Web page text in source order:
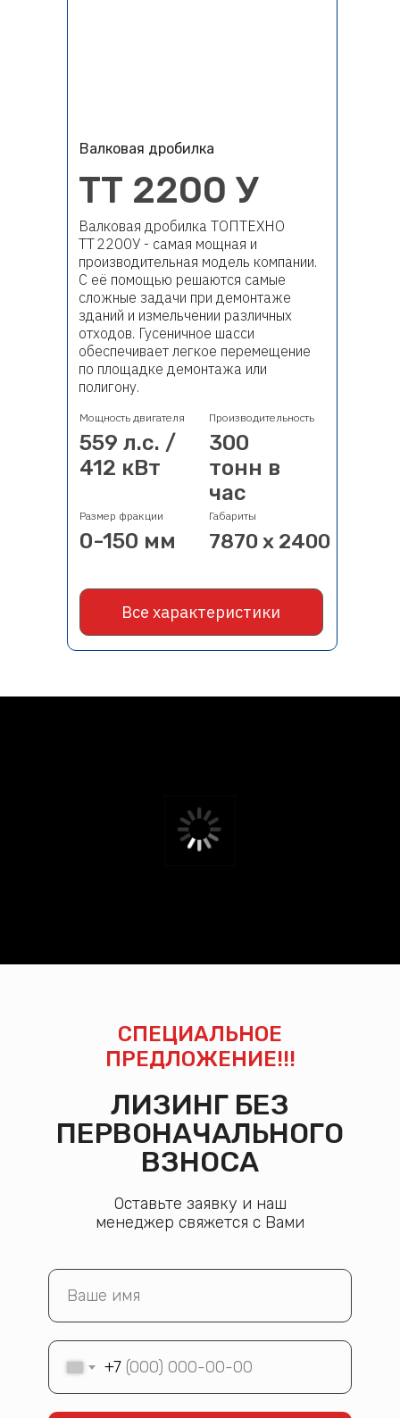
ТТ 2200 У
0-150 мм
Размер фракции
7870 х 2400
Габариты
300
тонн в
час
Производительность
559 л.с. /
412 кВт
Мощность двигателя
Валковая дробилка ТОПТЕХНО
ТТ 2200У - самая мощная и
производительная модель компании.
С её помощью решаются самые
сложные задачи при демонтаже
зданий и измельчении различных
отходов. Гусеничное шасси
обеспечивает легкое перемещение
по площадке демонтажа или
полигону.
Валковая дробилка
Все характеристики
ЛИЗИНГ БЕЗ
ПЕРВОНАЧАЛЬНОГО
ВЗНОСА
СПЕЦИАЛЬНОЕ
ПРЕДЛОЖЕНИЕ!!!
Оставьте заявку и наш
менеджер свяжется с Вами
+7